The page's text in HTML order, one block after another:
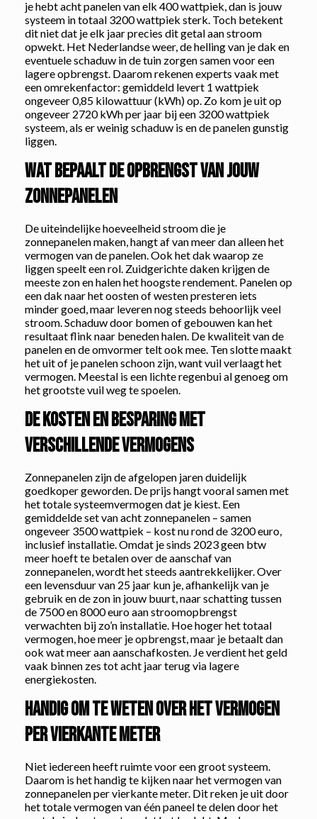
je hebt acht panelen van elk 400 wattpiek, dan is jouw
systeem in totaal 3200 wattpiek sterk. Toch betekent
dit niet dat je elk jaar precies dit getal aan stroom
opwekt. Het Nederlandse weer, de helling van je dak en
eventuele schaduw in de tuin zorgen samen voor een
lagere opbrengst. Daarom rekenen experts vaak met
een omrekenfactor: gemiddeld levert 1 wattpiek
ongeveer 0,85 kilowattuur (kWh) op. Zo kom je uit op
ongeveer 2720 kWh per jaar bij een 3200 wattpiek
systeem, als er weinig schaduw is en de panelen gunstig
liggen.
Wat bepaalt de opbrengst van jouw
zonnepanelen
De uiteindelijke hoeveelheid stroom die je
zonnepanelen maken, hangt af van meer dan alleen het
vermogen van de panelen. Ook het dak waarop ze
liggen speelt een rol. Zuidgerichte daken krijgen de
meeste zon en halen het hoogste rendement. Panelen op
een dak naar het oosten of westen presteren iets
minder goed, maar leveren nog steeds behoorlijk veel
stroom. Schaduw door bomen of gebouwen kan het
resultaat flink naar beneden halen. De kwaliteit van de
panelen en de omvormer telt ook mee. Ten slotte maakt
het uit of je panelen schoon zijn, want vuil verlaagt het
vermogen. Meestal is een lichte regenbui al genoeg om
het grootste vuil weg te spoelen.
De kosten en besparing met
verschillende vermogens
Zonnepanelen zijn de afgelopen jaren duidelijk
goedkoper geworden. De prijs hangt vooral samen met
het totale systeemvermogen dat je kiest. Een
gemiddelde set van acht zonnepanelen – samen
ongeveer 3500 wattpiek – kost nu rond de 3200 euro,
inclusief installatie. Omdat je sinds 2023 geen btw
meer hoeft te betalen over de aanschaf van
zonnepanelen, wordt het steeds aantrekkelijker. Over
een levensduur van 25 jaar kun je, afhankelijk van je
gebruik en de zon in jouw buurt, naar schatting tussen
de 7500 en 8000 euro aan stroomopbrengst
verwachten bij zo’n installatie. Hoe hoger het totaal
vermogen, hoe meer je opbrengst, maar je betaalt dan
ook wat meer aan aanschafkosten. Je verdient het geld
vaak binnen zes tot acht jaar terug via lagere
energiekosten.
Handig om te weten over het vermogen
per vierkante meter
Niet iedereen heeft ruimte voor een groot systeem.
Daarom is het handig te kijken naar het vermogen van
zonnepanelen per vierkante meter. Dit reken je uit door
het totale vermogen van één paneel te delen door het